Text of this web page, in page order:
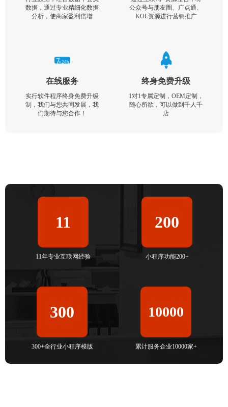
数据，通过专业精细化数据
分析，使商家盈利倍增
公众号与朋友圈、广点通、
KOL资源进行营销推广
在线服务
实行软件程序终身免费升级
制，我们与您共同发展，我
们期待与您合作！
终身免费升级
1对1专属定制，OEM定制，
随心所欲，可以做到千人千
店
11
11年专业互联网经验
200
小程序功能200+
300
300+全行业小程序模版
10000
累计服务企业10000家+